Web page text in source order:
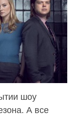
шоу
А все